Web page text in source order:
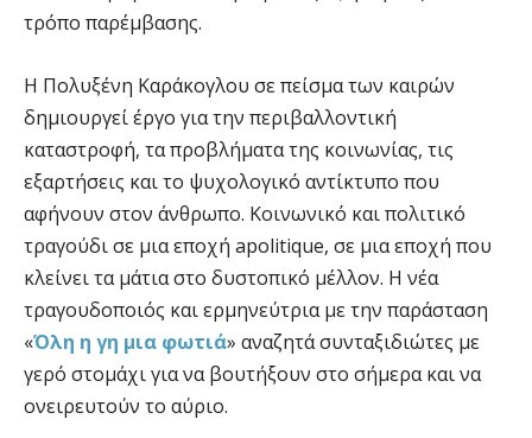
τρόπο παρέμβασης.
Η Πολυξένη Καράκογλου σε πείσμα των καιρών
δημιουργεί έργο για την περιβαλλοντική
καταστροφή, τα προβλήματα της κοινωνίας, τις
εξαρτήσεις και το ψυχολογικό αντίκτυπο που
αφήνουν στον άνθρωπο. Κοινωνικό και πολιτικό
τραγούδι σε μια εποχή apolitique, σε μια εποχή που
κλείνει τα μάτια στο δυστοπικό μέλλον. Η νέα
τραγουδοποιός και ερμηνεύτρια με την παράσταση
«Όλη η γη μια φωτιά» αναζητά συνταξιδιώτες με
γερό στομάχι για να βουτήξουν στο σήμερα και να
ονειρευτούν το αύριο.